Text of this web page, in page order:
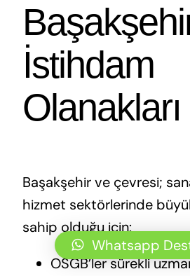
İstihdam
Olanakları
Başakşehir ve çevresi;
hizmet sektörlerinde
sahip olduğu için:
OSGB’ler sürekli
Whatsapp